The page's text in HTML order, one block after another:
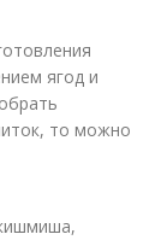
ягод и
то можно